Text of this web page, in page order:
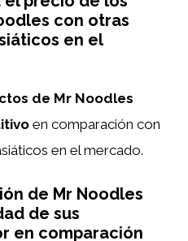
con otras
en el
de Mr Noodles
en comparación con
en el mercado.
de Mr Noodles
de sus
en comparación